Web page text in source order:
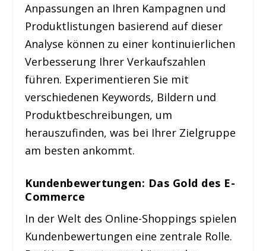
Anpassungen an Ihren Kampagnen und
Produktlistungen basierend auf dieser
Analyse können zu einer kontinuierlichen
Verbesserung Ihrer Verkaufszahlen
führen. Experimentieren Sie mit
verschiedenen Keywords, Bildern und
Produktbeschreibungen, um
herauszufinden, was bei Ihrer Zielgruppe
am besten ankommt.
Kundenbewertungen: Das Gold des E-
Commerce
In der Welt des Online-Shoppings spielen
Kundenbewertungen eine zentrale Rolle.